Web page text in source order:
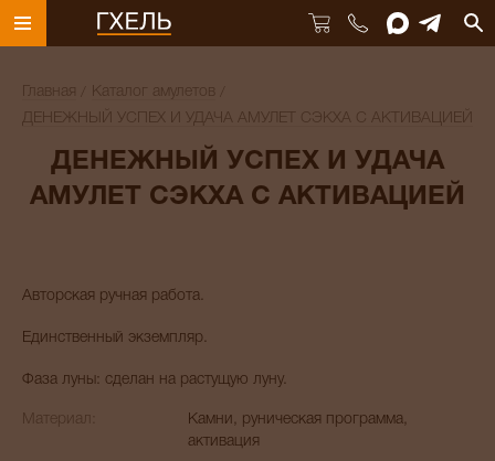
Главная
Каталог амулетов
ДЕНЕЖНЫЙ УСПЕХ И УДАЧА АМУЛЕТ СЭКХА С АКТИВАЦИЕЙ
ДЕНЕЖНЫЙ УСПЕХ И УДАЧА
АМУЛЕТ СЭКХА С АКТИВАЦИЕЙ
Авторская ручная работа.
Единственный экземпляр.
Фаза луны: сделан на растущую луну.
Материал:
Камни, руническая программа,
активация